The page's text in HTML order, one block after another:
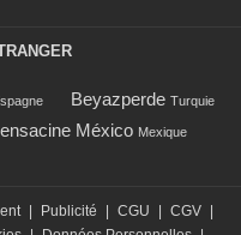
Beyazperde Turquie
México Mexique
| Publicité | CGU | CGV |